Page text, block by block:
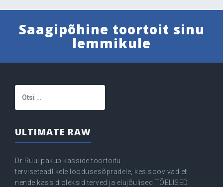
Saagipõhine toortoit sinu
lemmikule
ULTIMATE RAW
Dr Ruul pakub kasside toortoitu
terviseteadlikele loodusesõpradele, kes soovivad et
nende kassid oleksid terved ja elujõulised TÕELISED